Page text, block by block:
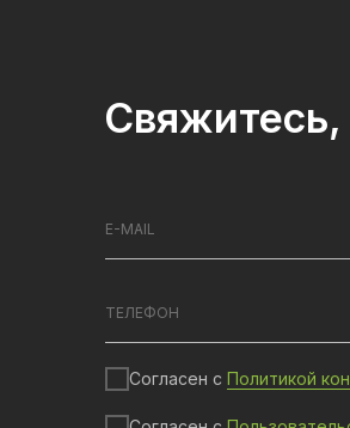
Согласен с Политикой
Свяжитесь,